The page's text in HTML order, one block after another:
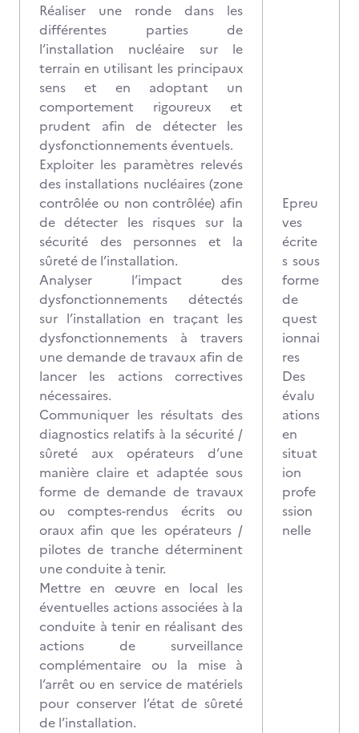
Réaliser une ronde dans les
différentes parties de
l’installation nucléaire sur le
terrain en utilisant les principaux
sens et en adoptant un
comportement rigoureux et
prudent afin de détecter les
dysfonctionnements éventuels.
Exploiter les paramètres relevés
des installations nucléaires (zone
contrôlée ou non contrôlée) afin
de détecter les risques sur la
sécurité des personnes et la
sûreté de l’installation.
Analyser l’impact des
dysfonctionnements détectés
sur l’installation en traçant les
dysfonctionnements à travers
une demande de travaux afin de
lancer les actions correctives
nécessaires.
Communiquer les résultats des
diagnostics relatifs à la sécurité /
sûreté aux opérateurs d’une
manière claire et adaptée sous
forme de demande de travaux
ou comptes-rendus écrits ou
oraux afin que les opérateurs /
pilotes de tranche déterminent
une conduite à tenir.
Mettre en œuvre en local les
éventuelles actions associées à la
conduite à tenir en réalisant des
actions de surveillance
complémentaire ou la mise à
l’arrêt ou en service de matériels
pour conserver l’état de sûreté
de l’installation.
Epreu
ves
écrite
s sous
forme
de
quest
ionnai
res
Des
évalu
ations
en
situat
ion
profe
ssion
nelle